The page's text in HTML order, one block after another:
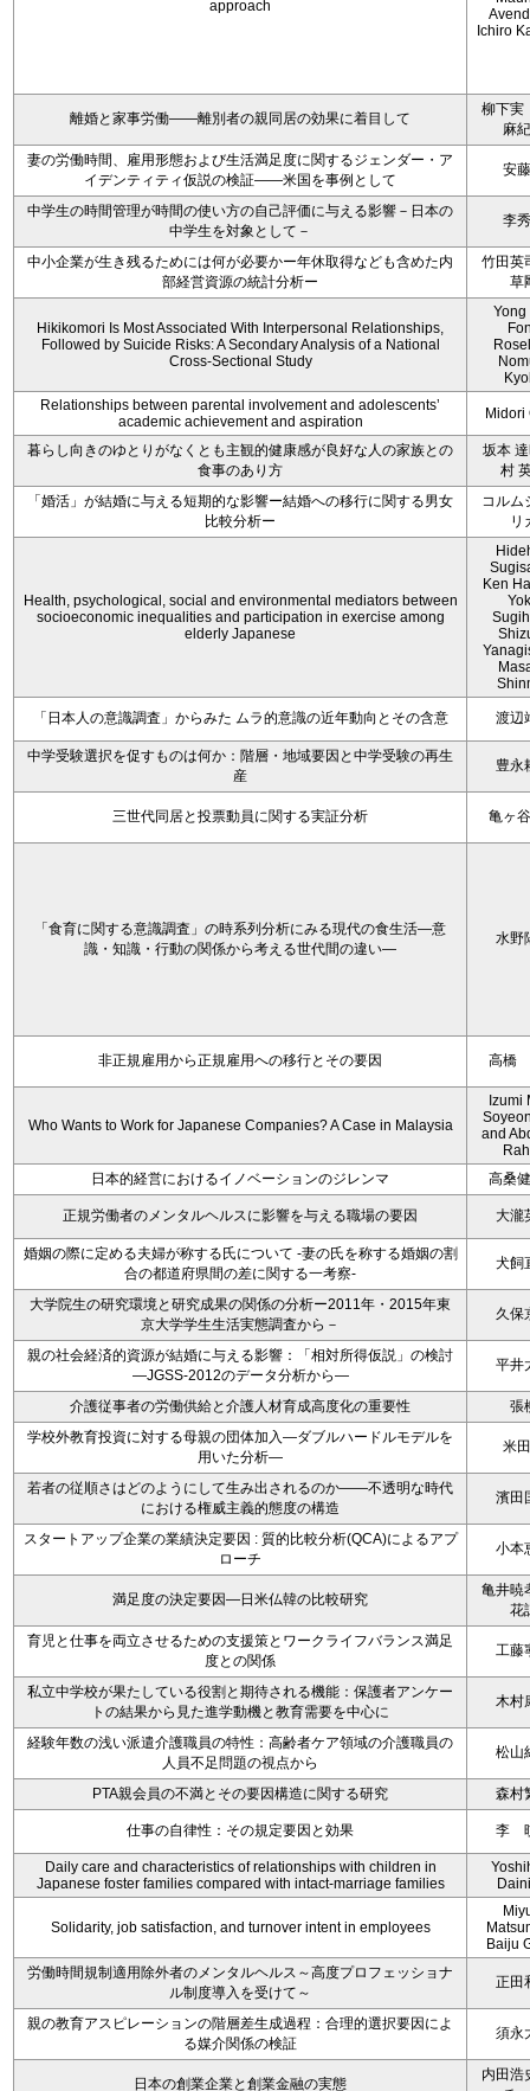
approach
Ichiro
離婚と家事労働――離別者の親同居の効果に着目して
柳下実
麻
妻の労働時間、雇用形態および生活満足度に関するジェンダー・ア
イデンティティ仮説の検証――米国を事例として
安
中学生の時間管理が時間の使い方の自己評価に与える影響－日本の
中学生を対象として－
李
中小企業が生き残るためには何が必要かー年休取得なども含めた内
部経営資源の統計分析ー
竹田英
草
Hikikomori Is Most Associated With Interpersonal Relationships,
Followed by Suicide Risks: A Secondary Analysis of a National
Cross-Sectional Study
Yong
Relationships between parental involvement and adolescents’
academic achievement and aspiration
Midori
暮らし向きのゆとりがなくとも主観的健康感が良好な人の家族との
食事のあり方
坂本
村
「婚活」が結婚に与える短期的な影響ー結婚への移行に関する男女
比較分析ー
コルム
リ
Health, psychological, social and environmental mediators between
socioeconomic inequalities and participation in exercise among
elderly Japanese
Ken
「日本人の意識調査」からみた ムラ的意識の近年動向とその含意 渡辺
中学受験選択を促すものは何か：階層・地域要因と中学受験の再生
産
豊永
三世代同居と投票動員に関する実証分析 亀ヶ
「食育に関する意識調査」の時系列分析にみる現代の食生活―意
識・知識・行動の関係から考える世代間の違い―
水野
非正規雇用から正規雇用への移行とその要因 高橋
Who Wants to Work for Japanese Companies? A Case in Malaysia
Izumi
and
日本的経営におけるイノベーションのジレンマ
高桑
正規労働者のメンタルヘルスに影響を与える職場の要因 大瀧
婚姻の際に定める夫婦が称する氏について -妻の氏を称する婚姻の割
合の都道府県間の差に関する一考察-
犬飼
大学院生の研究環境と研究成果の関係の分析ー2011年・2015年東
京大学学生生活実態調査から－
久保
親の社会経済的資源が結婚に与える影響：「相対所得仮説」の検討
―JGSS-2012のデータ分析から―
平井
介護従事者の労働供給と介護人材育成高度化の重要性
張
学校外教育投資に対する母親の団体加入―ダブルハードルモデルを
用いた分析―
米
若者の従順さはどのようにして生み出されるのか――不透明な時代
における権威主義的態度の構造
濱田
スタートアップ企業の業績決定要因 : 質的比較分析(QCA)によるアプ
ローチ
小本
満足度の決定要因―日米仏韓の比較研究
亀井暁
花
育児と仕事を両立させるための支援策とワークライフバランス満足
度との関係
工藤
私立中学校が果たしている役割と期待される機能：保護者アンケー
トの結果から見た進学動機と教育需要を中心に
木村
経験年数の浅い派遣介護職員の特性：高齢者ケア領域の介護職員の
人員不足問題の視点から
松山
PTA親会員の不満とその要因構造に関する研究 森村
仕事の自律性：その規定要因と効果 李
Daily care and characteristics of relationships with children in
Japanese foster families compared with intact-marriage families
Solidarity, job satisfaction, and turnover intent in employees
Baiju
労働時間規制適用除外者のメンタルヘルス～高度プロフェッショナ
ル制度導入を受けて～
正田
親の教育アスピレーションの階層差生成過程：合理的選択要因によ
る媒介関係の検証
須永
日本の創業企業と創業金融の実態
内田浩